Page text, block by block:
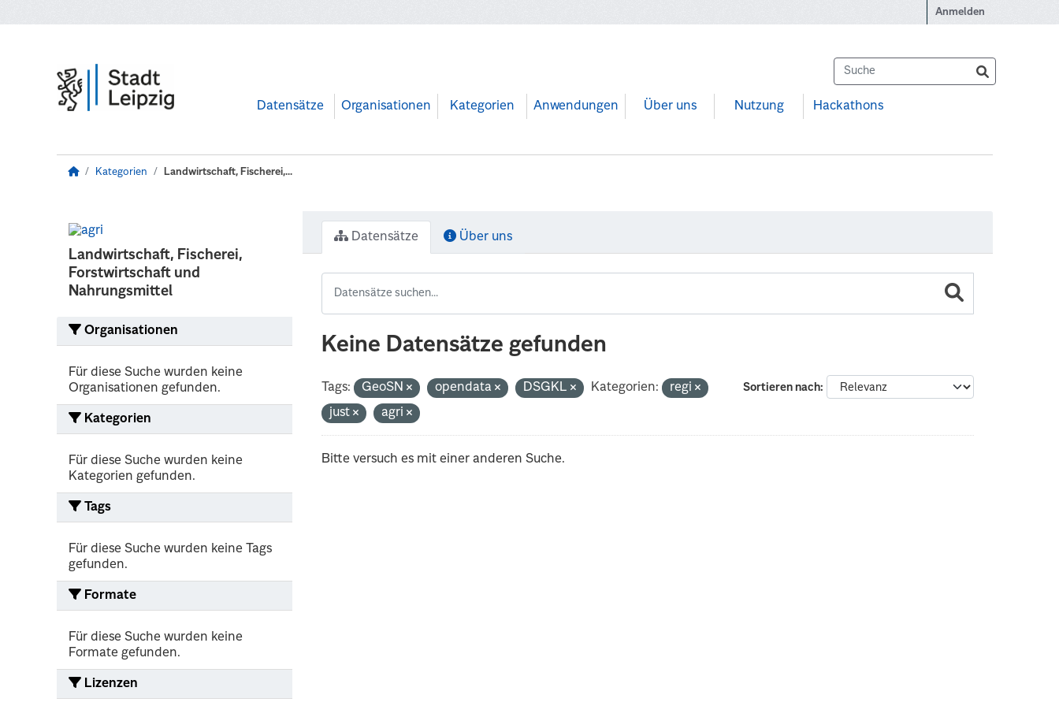
Anmelden
Datensätze Organisationen Kategorien Anwendungen Über uns Nutzung Hackathons
Kategorien Landwirtschaft, Fischerei,...
Landwirtschaft, Fischerei,
Forstwirtschaft und
Nahrungsmittel
Organisationen
Für diese Suche wurden keine
Organisationen gefunden.
Kategorien
Für diese Suche wurden keine
Kategorien gefunden.
Tags
Für diese Suche wurden keine Tags
gefunden.
Formate
Für diese Suche wurden keine
Formate gefunden.
Lizenzen
Datensätze Über uns
Keine Datensätze gefunden
Sortieren nach
Tags: GeoSN opendata DSGKL Kategorien:
regi
just
agri
Bitte versuch es mit einer anderen Suche.